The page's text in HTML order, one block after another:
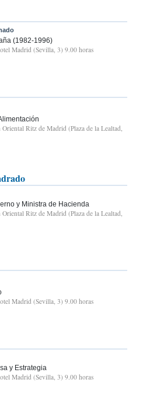
(1982-1996)
Madrid (Sevilla, 3) 9.00 horas
Ritz de Madrid (Plaza de la Lealtad,
y Ministra de Hacienda
Ritz de Madrid (Plaza de la Lealtad,
Madrid (Sevilla, 3) 9.00 horas
y Estrategia
Madrid (Sevilla, 3) 9.00 horas